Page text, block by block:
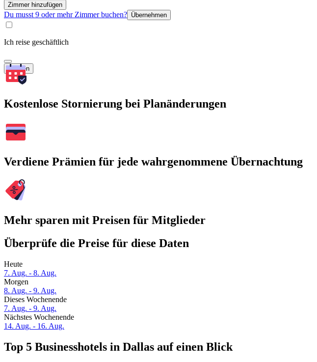
Zimmer hinzufügen
Du musst 9 oder mehr Zimmer buchen? Übernehmen
Ich reise geschäftlich
Suchen
Kostenlose Stornierung bei Planänderungen
Verdiene Prämien für jede wahrgenommene Übernachtung
Mehr sparen mit Preisen für Mitglieder
Überprüfe die Preise für diese Daten
Heute
7. Aug. - 8. Aug.
Morgen
8. Aug. - 9. Aug.
Dieses Wochenende
7. Aug. - 9. Aug.
Nächstes Wochenende
14. Aug. - 16. Aug.
Top 5 Businesshotels in Dallas auf einen Blick